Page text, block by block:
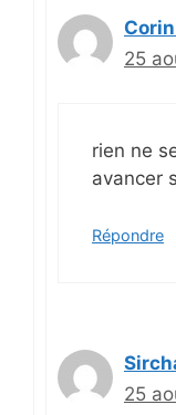
25
rien ne
avancer
Répondre
25